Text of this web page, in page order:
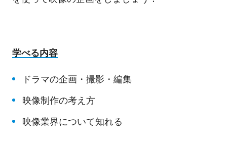
学べる内容
ドラマの企画・撮影・編集
映像制作の考え方
映像業界について知れる